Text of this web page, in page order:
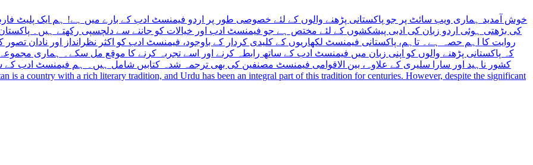
خوش آمدید ہماری ویب سائٹ پر جو پاکستانی پڑھنے والوں کے لئے خصوصی طور پر اردو فیمنسٹ ادب کے بارے میں ہے! ہم ایک پلیٹ
کی بڑھتی ہوئی اردو زبان کی ادبی پیشکشوں کے لئے مختص ہے جو فیمنسٹ ادب اور خیالات کو جاننے سے دلچسپی رکھتے ہیں۔
روایت کا اہم حصہ ہے۔ تاہم، پاکستانی فیمنسٹ لکھاریوں کے کلیدی کردار کے باوجود، فیمنسٹ ادب کو اکثر نظرانداز اور نادان
کہ پاکستانی پڑھنے والوں کو اپنی زبان میں فیمنسٹ ادب کے ساتھ رابطہ کرنے اور اسے تجربہ کرنے کا موقع مل سکے۔ ہماری
کشور ناہید اور سارا سلیری کے علاوہ، بین الاقوامی فیمنسٹ مصنفین کی بھی ترجمہ شدہ کتابیں شامل ہیں۔ ہم فیمنسٹ ادب کے